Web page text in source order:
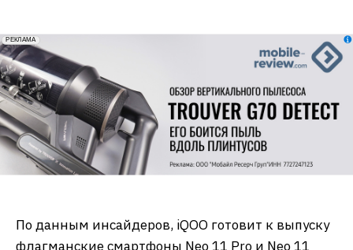
erid: 2VfnxxmNzs5
РЕКЛАМА
По данным инсайдеров, iQOO готовит к выпуску
флагманские смартфоны Neo 11 Pro и Neo 11